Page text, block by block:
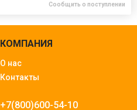
Сообщить о поступлении
КОМПАНИЯ
О нас
Контакты
+7(800)600-54-10